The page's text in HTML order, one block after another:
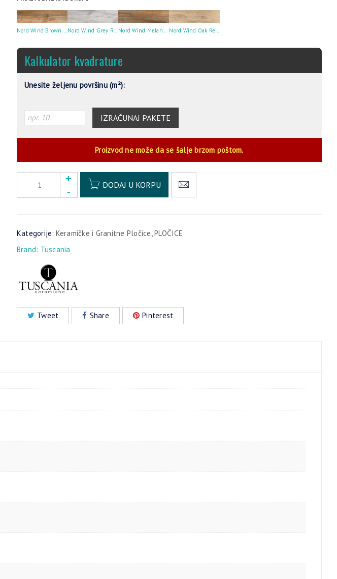
Nord Wind Brown Rettificato * 15X90 Nord Wind Grey Rettificato * 15X90 Nord Wind Melange Rettificato * 15X90 Nord Wind Oak Rettificato * 15X90
Kalkulator kvadrature
Unesite željenu površinu (m²):
IZRAČUNAJ PAKETE
Proizvod ne može da se šalje brzom poštom.
DODAJ U KORPU
Kategorije: Keramičke i Granitne Pločice,PLOČICE
Brand: Tuscania
Tweet Share Pinterest